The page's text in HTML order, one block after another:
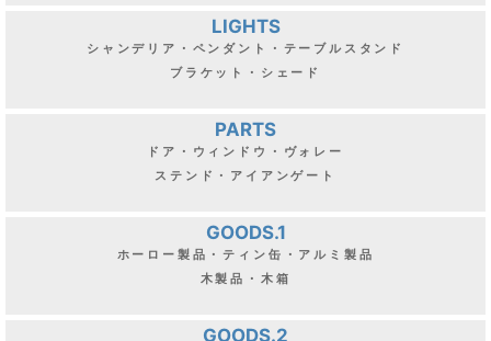
LIGHTS
シャンデリア・ペンダント・テーブルスタンド
ブラケット・シェード
PARTS
ドア・ウィンドウ・ヴォレー
ステンド・アイアンゲート
GOODS.1
ホーロー製品・ティン缶・アルミ製品
木製品・木箱
GOODS.2